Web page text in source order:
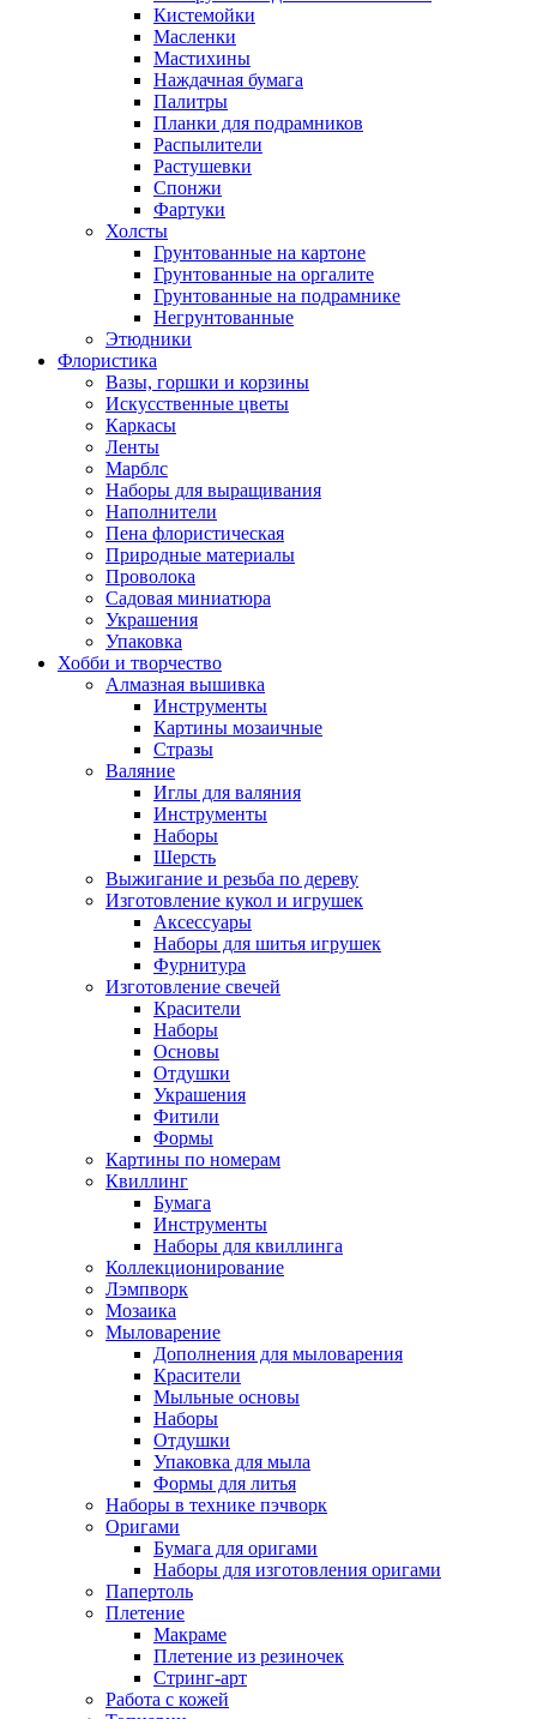
Кистемойки
Масленки
Мастихины
Наждачная бумага
Палитры
Планки для подрамников
Распылители
Растушевки
Спонжи
Фартуки
Холсты
Грунтованные на картоне
Грунтованные на оргалите
Грунтованные на подрамнике
Негрунтованные
Этюдники
Флористика
Вазы, горшки и корзины
Искусственные цветы
Каркасы
Ленты
Марблс
Наборы для выращивания
Наполнители
Пена флористическая
Природные материалы
Проволока
Садовая миниатюра
Украшения
Упаковка
Хобби и творчество
Алмазная вышивка
Инструменты
Картины мозаичные
Стразы
Валяние
Иглы для валяния
Инструменты
Наборы
Шерсть
Выжигание и резьба по дереву
Изготовление кукол и игрушек
Аксессуары
Наборы для шитья игрушек
Фурнитура
Изготовление свечей
Красители
Наборы
Основы
Отдушки
Украшения
Фитили
Формы
Картины по номерам
Квиллинг
Бумага
Инструменты
Наборы для квиллинга
Коллекционирование
Лэмпворк
Мозаика
Мыловарение
Дополнения для мыловарения
Красители
Мыльные основы
Наборы
Отдушки
Упаковка для мыла
Формы для литья
Наборы в технике пэчворк
Оригами
Бумага для оригами
Наборы для изготовления оригами
Папертоль
Плетение
Макраме
Плетение из резиночек
Стринг-арт
Работа с кожей